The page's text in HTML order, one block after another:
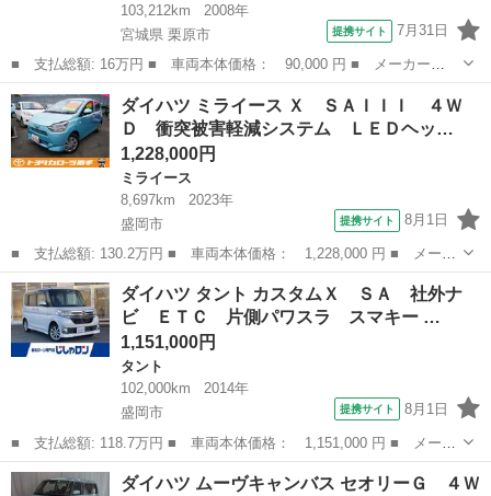
103,212km
2008年
宮城県 栗原市
提携サイト 7月31日
■ 支払総額: 16万円 ■ 車両本体価格： 90,000 円 ■ メーカー
名： ダイハツ ■ 車種名： ミラ ■ グレード名： ＴＬ フロア
オートマ エアコン パワステ ＡＭＦＭラジオ ドアバイザー エ
アバック ■ 排気...
宮城 栗原市 ミラ
ダイハツ ミライース Ｘ ＳＡＩＩＩ ４Ｗ
Ｄ 衝突被害軽減システム ＬＥＤヘッ…
1,228,000円
ミライース
8,697km
2023年
盛岡市
提携サイト 8月1日
■ 支払総額: 130.2万円 ■ 車両本体価格： 1,228,000 円 ■ メーカ
ー名： ダイハツ ■ 車種名： ミライース ■ グレード名： Ｘ
ＳＡＩＩＩ ４ＷＤ 衝突被害軽減システム ＬＥＤヘッドランプ
アイドリ...
岩手 盛岡市 ミライース
ダイハツ タント カスタムＸ ＳＡ 社外ナ
ビ ＥＴＣ 片側パワスラ スマキー …
1,151,000円
タント
102,000km
2014年
盛岡市
提携サイト 8月1日
■ 支払総額: 118.7万円 ■ 車両本体価格： 1,151,000 円 ■ メーカ
ー名： ダイハツ ■ 車種名： タント ■ グレード名： カスタム
Ｘ ＳＡ 社外ナビ ＥＴＣ 片側パワスラ スマキー ■ 排気
岩手 盛岡市 タント
ダイハツ ムーヴキャンバス セオリーＧ ４Ｗ